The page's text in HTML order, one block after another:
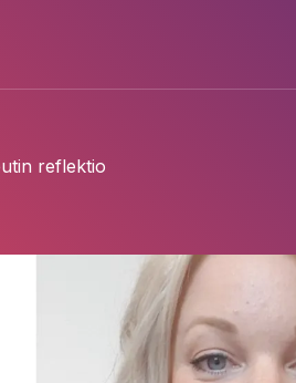
reflektio